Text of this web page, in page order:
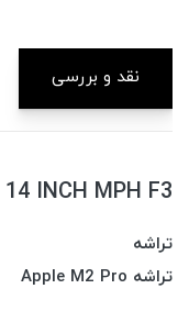
نقد و بررسی
14 INCH MPH F3
تراشه
تراشه Apple M2 Pro